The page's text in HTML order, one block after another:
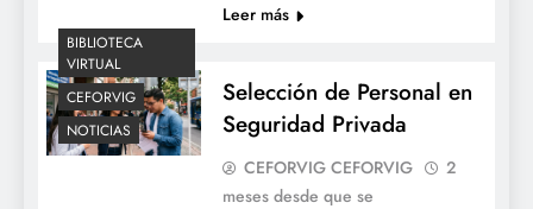
Leer más
BIBLIOTECA
VIRTUAL
CEFORVIG
NOTICIAS
Selección de Personal en
Seguridad Privada
CEFORVIG CEFORVIG
2
meses desde que se